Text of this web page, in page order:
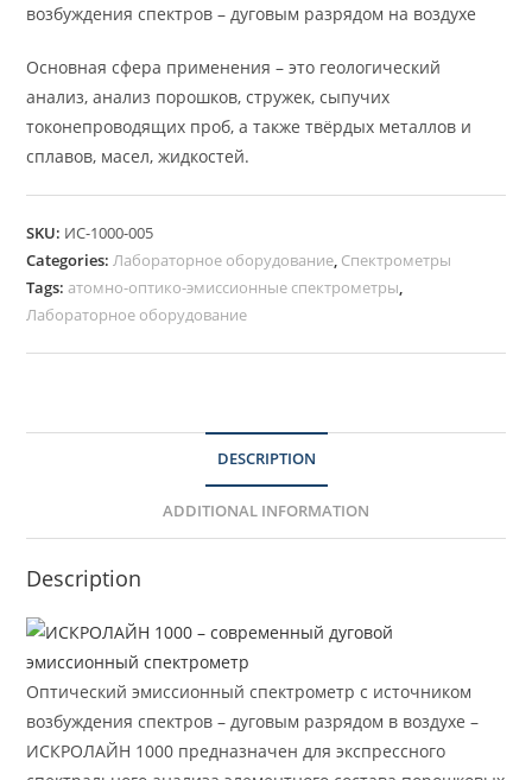
возбуждения спектров – дуговым разрядом на воздухе
Основная сфера применения – это геологический
анализ, анализ порошков, стружек, сыпучих
токонепроводящих проб, а также твёрдых металлов и
сплавов, масел, жидкостей.
SKU: ИС-1000-005
Categories:Лабораторное оборудование, Спектрометры
Tags:атомно-оптико-эмиссионные спектрометры,
Лабораторное оборудование
DESCRIPTION
ADDITIONAL INFORMATION
Description
Оптический эмиссионный спектрометр с источником
возбуждения спектров – дуговым разрядом в воздухе –
ИСКРОЛАЙН 1000 предназначен для экспрессного